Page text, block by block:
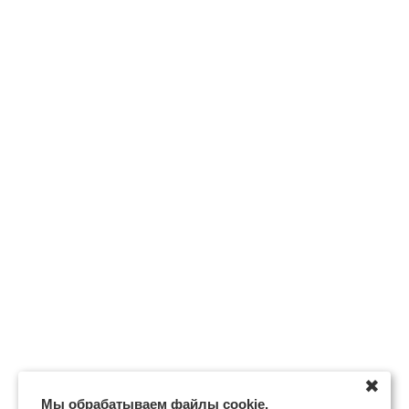
Мы обрабатываем файлы cookie.
✖